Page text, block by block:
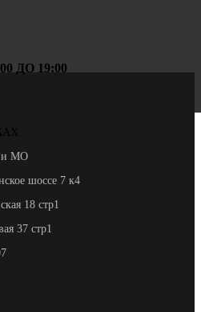
ДО 19:00
и МО
шоссе 7 к4
18 стр1
37 стр1